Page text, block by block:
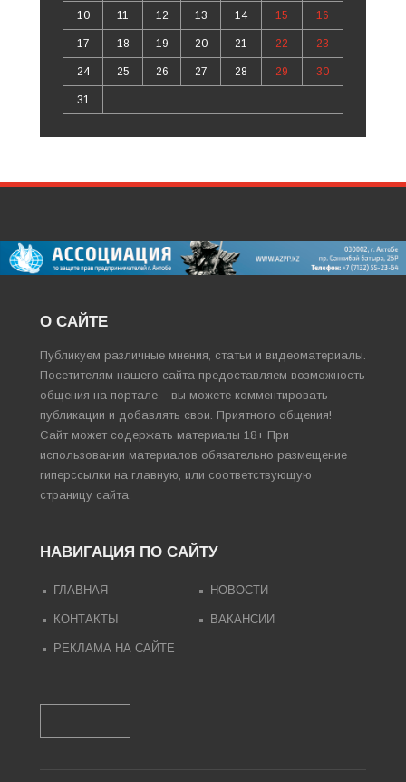
10 11 12 13 14 15 16
17 18 19 20 21 22 23
24 25 26 27 28 29 30
31
О САЙТЕ
Публикуем различные мнения, статьи и видеоматериалы.
Посетителям нашего сайта предоставляем возможность
общения на портале – вы можете комментировать
публикации и добавлять свои. Приятного общения!
Сайт может содержать материалы 18+ При
использовании материалов обязательно размещение
гиперссылки на главную, или соответствующую
страницу сайта.
НАВИГАЦИЯ ПО САЙТУ
ГЛАВНАЯ НОВОСТИ
КОНТАКТЫ ВАКАНСИИ
РЕКЛАМА НА САЙТЕ